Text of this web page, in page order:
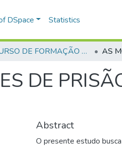
DSpace Statistics
CURSO DE FORMAÇÃO DE PRAÇAS - CFP - 2018
DE
Abstract
O presente estudo